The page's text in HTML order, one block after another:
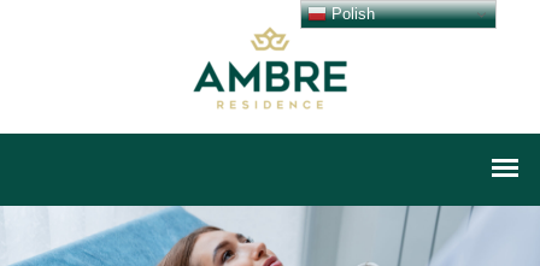
Polish